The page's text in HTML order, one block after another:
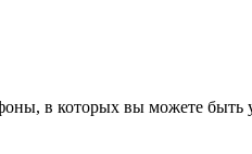
в которых вы можете быть